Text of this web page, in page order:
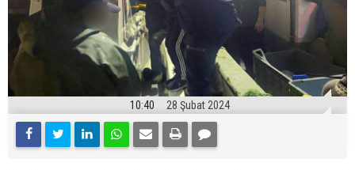
10:40 28 Şubat 2024